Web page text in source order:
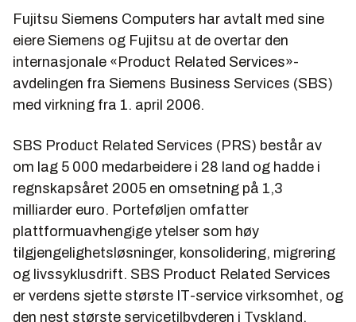
Fujitsu Siemens Computers har avtalt med sine
eiere Siemens og Fujitsu at de overtar den
internasjonale «Product Related Services»-
avdelingen fra Siemens Business Services (SBS)
med virkning fra 1. april 2006.
SBS Product Related Services (PRS) består av
om lag 5 000 medarbeidere i 28 land og hadde i
regnskapsåret 2005 en omsetning på 1,3
milliarder euro. Porteføljen omfatter
plattformuavhengige ytelser som høy
tilgjengelighetsløsninger, konsolidering, migrering
og livssyklusdrift. SBS Product Related Services
er verdens sjette største IT-service virksomhet, og
den nest største servicetilbyderen i Tyskland.